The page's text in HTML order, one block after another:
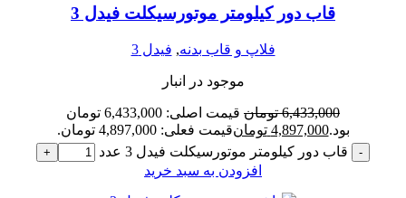
قاب دور کیلومتر موتورسیکلت فیدل 3
فلاپ و قاب بدنه, فیدل 3
موجود در انبار
6,433,000 تومان
قیمت اصلی: 6,433,000 تومان
بود.4,897,000 تومانقیمت فعلی: 4,897,000 تومان.
- قاب دور کیلومتر موتورسیکلت فیدل 3 عدد +
افزودن به سبد خرید